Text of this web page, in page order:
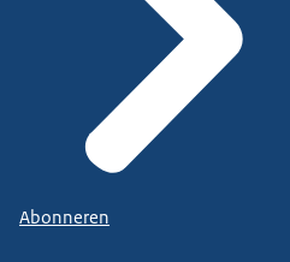
Abonneren